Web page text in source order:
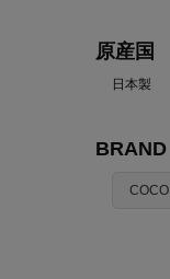
原産国
日本製
BRAND